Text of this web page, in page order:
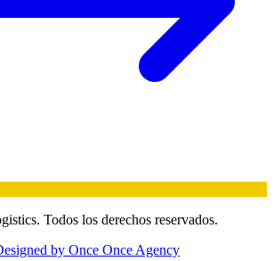
Todos los derechos reservados.
by Once Once Agency